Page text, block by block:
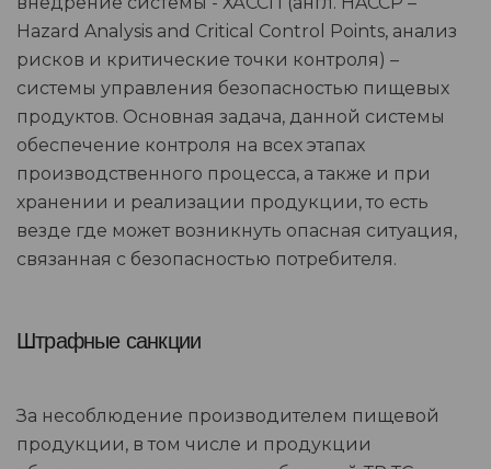
Hazard Analysis and Critical Control Points, анализ
рисков и критические точки контроля) –
системы управления безопасностью пищевых
продуктов. Основная задача, данной системы
обеспечение контроля на всех этапах
производственного процесса, а также и при
хранении и реализации продукции, то есть
везде где может возникнуть опасная ситуация,
связанная с безопасностью потребителя.
Штрафные санкции
За несоблюдение производителем пищевой
продукции, в том числе и продукции